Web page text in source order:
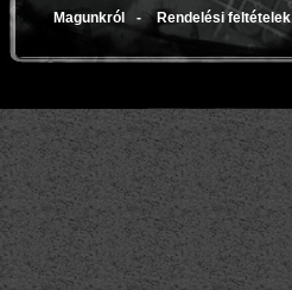
Magunkról - Rendelési feltételek